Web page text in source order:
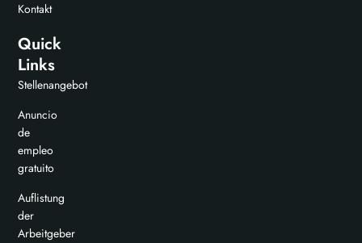
Kontakt
Quick
Links
Stellenangebot
Anuncio
de
empleo
gratuito
Auflistung
der
Arbeitgeber